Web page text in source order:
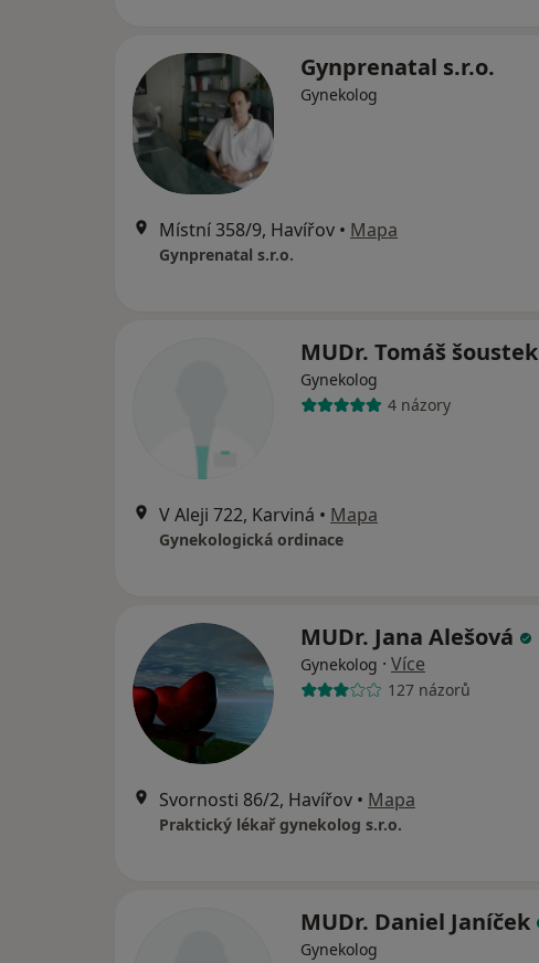
Gynprenatal s.r.o.
Gynekolog
Místní 358/9, Havířov • Mapa
Gynprenatal s.r.o.
MUDr. Tomáš šoustek
Gynekolog
4 názory
V Aleji 722, Karviná • Mapa
Gynekologická ordinace
MUDr. Jana Alešová
Gynekolog · Více
127 názorů
Svornosti 86/2, Havířov • Mapa
Praktický lékař gynekolog s.r.o.
MUDr. Daniel Janíček
Gynekolog